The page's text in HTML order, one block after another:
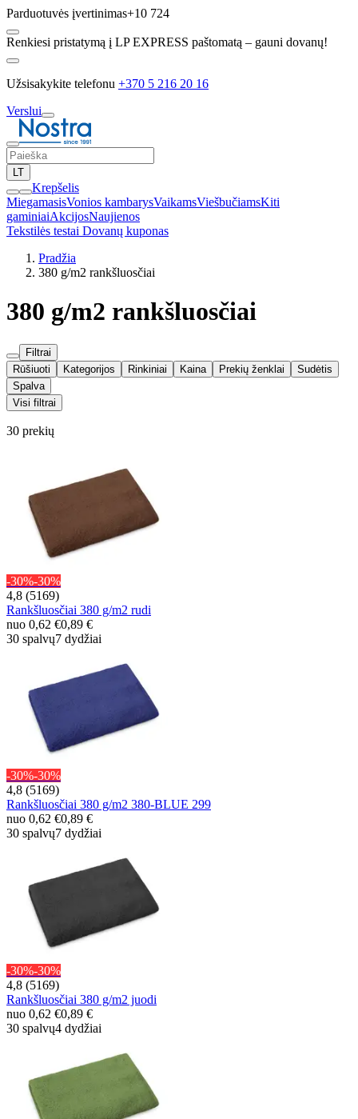
Parduotuvės įvertinimas+10 724
Renkiesi pristatymą į LP EXPRESS paštomatą – gauni dovanų!
Užsisakykite telefonu +370 5 216 20 16
Verslui
LT
Krepšelis
MiegamasisVonios kambarysVaikamsViešbučiamsKiti
gaminiaiAkcijosNaujienos
Tekstilės testai Dovanų kuponas
Pradžia
380 g/m2 rankšluosčiai
380 g/m2 rankšluosčiai
Filtrai
Rūšiuoti
Kategorijos Rinkiniai Kaina Prekių ženklai
Sudėtis
Spalva
Visi filtrai
30 prekių
-30%-30%
4,8 (5169)
Rankšluosčiai 380 g/m2 rudi
nuo 0,62 €0,89 €
30 spalvų7 dydžiai
-30%-30%
4,8 (5169)
Rankšluosčiai 380 g/m2 380-BLUE 299
nuo 0,62 €0,89 €
30 spalvų7 dydžiai
-30%-30%
4,8 (5169)
Rankšluosčiai 380 g/m2 juodi
nuo 0,62 €0,89 €
30 spalvų4 dydžiai